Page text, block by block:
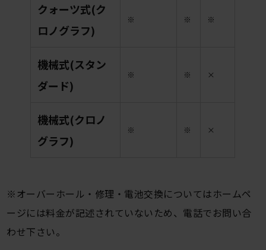
クォーツ式(ク
ロノグラフ)
※ ※ ※
機械式(スタン
ダード)
※ ※ ×
機械式(クロノ
グラフ)
※ ※ ×
※オーバーホール・修理・電池交換についてはホームペ
ージには料金が記述されていないため、電話でお問い合
わせ下さい。